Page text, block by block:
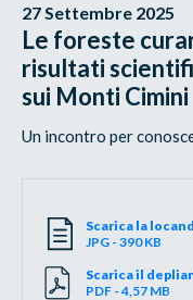
27 Settembre 2025
Le foreste
risultati
sui Monti Cimini
Un incontro per
Scarica la
JPG - 390 KB
Scarica il
PDF - 4,57 MB